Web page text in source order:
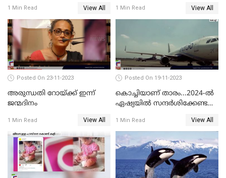
1 Min Read View All 1 Min Read View All
Posted On 23-11-2023
അരുന്ധതി റോയ്ക്ക് ഇന്ന്
ജന്മദിനം
1 Min Read View All
Posted On 19-11-2023
കൊച്ചിയാണ് താരം...2024-ല്‍
ഏഷ്യയില്‍ സന്ദര്‍ശിക്കേണ്ട
കൊച്ചിയും
1 Min Read View All